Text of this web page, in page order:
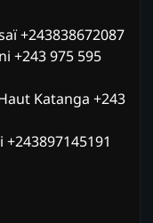
+243838672087
+243 975 595
Katanga +243